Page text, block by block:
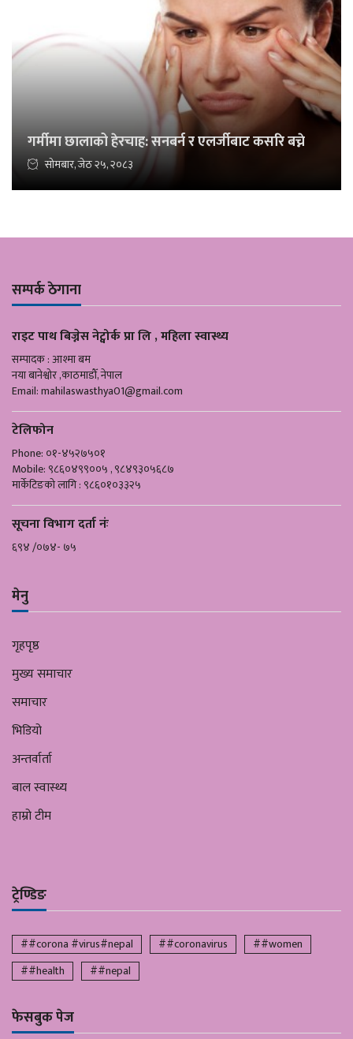
गर्मीमा छालाको हेरचाह: सनबर्न र एलर्जीबाट कसरि बच्ने
सोमबार, जेठ २५, २०८३
सम्पर्क ठेगाना
राइट पाथ बिज्नेस नेट्वोर्क प्रा लि , महिला स्वास्थ्य
सम्पादक : आश्मा बम
नया बानेश्वोर ,काठमाडौँ, नेपाल
Email:mahilaswasthya01@gmail.com
टेलिफोन
Phone: ०१-४५२७५०१
Mobile: ९८६०४९९००५ , ९८४९३०५६८७
मार्केटिङको लागि : ९८६०१०३३२५
सूचना विभाग दर्ता नंः
६९४ /०७४- ७५
मेनु
गृहपृष्ठ
मुख्य समाचार
समाचार
भिडियो
अन्तर्वार्ता
बाल स्वास्थ्य
हाम्रो टीम
ट्रेण्डिङ
##corona #virus#nepal ##coronavirus
##women
##health
##nepal
फेसबुक पेज